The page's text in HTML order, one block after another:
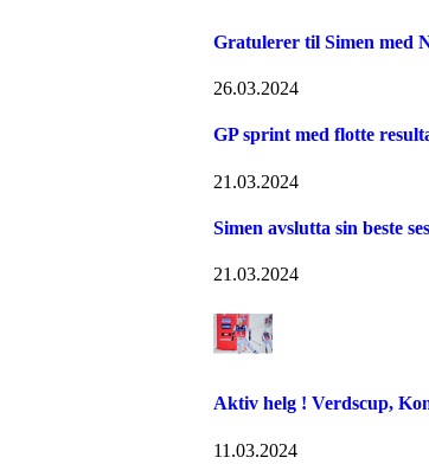
Gratulerer til Simen med
26.03.2024
GP sprint med flotte
21.03.2024
Simen avslutta sin beste
21.03.2024
Aktiv helg ! Verdscup,
11.03.2024